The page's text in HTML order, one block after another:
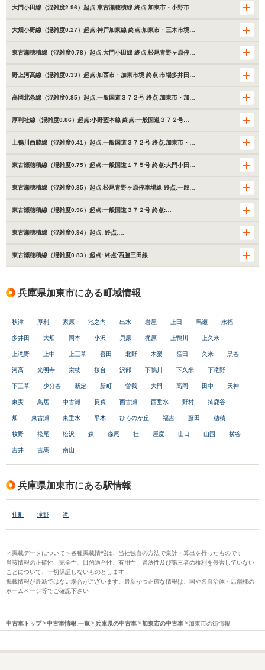
大門小田線（混雑度2.96）起点:東古瀬穂積線 終点:加東市・小野市…
大畑小野線（混雑度0.27）起点:神戸加東線 終点:加東市・三木市境…
東古瀬穂積線（混雑度0.78）起点:大門小田線 終点:松尾青野ヶ原停…
野上河高線（混雑度0.33）起点:加西市・加東市境 終点:市場多井田…
高岡北条線（混雑度0.85）起点:一般国道３７２号 終点:加東市・加…
厚利社線（混雑度0.86）起点:小野藍本線 終点:一般国道３７２号…
上鴨川西脇線（混雑度0.41）起点:一般国道３７２号 終点:加東市・…
東古瀬穂積線（混雑度0.75）起点:一般国道１７５号 終点:大門小田…
東古瀬穂積線（混雑度0.85）起点:松尾青野ヶ原停車場線 終点:一般…
東古瀬穂積線（混雑度0.96）起点:一般国道３７２号 終点:…
東古瀬穂積線（混雑度0.94）起点: 終点:…
東古瀬穂積線（混雑度0.83）起点: 終点:西脇三田線…
兵庫県加東市にある町域情報
秋津 厚利 家原 池之内 出水 岩屋 上田 馬瀬 永福
多井田 大畑 岡本 小沢 貝原 梶原 上鴨川 上久米
上滝野 上中 上三草 喜田 北野 木梨 窪田 久米 黒谷
河高 光明寺 栄枝 桜台 沢部 下鴨川 下久米 下滝野
下三草 少分谷 新定 新町 曽我 大門 高岡 田中 天神
東実 鳥居 中古瀬 長貞 西古瀬 西垂水 野村 掎鹿谷
畑 東古瀬 東垂水 平木 ひろのが丘 福吉 藤田 穂積
牧野 松尾 松沢 森 森尾 社 屋度 山口 山国 横谷
吉井 吉馬 南山
兵庫県加東市にある駅情報
社町 滝野 滝
＜掲載データについて＞各種掲載情報は、当社独自の方法で集計・算出を行ったものです
当該情報の正確性、完全性、目的適合性、有用性、適法性及び第三者の権利を侵害していない
ことについて、一切保証しないものとします
掲載情報が最新ではない場合がございます。最新かつ正確な情報は、国や各自治体・店舗様の
ホームページ等でご確認下さい
中古車トップ 中古車情報:一覧 兵庫県の中古車 加東市の中古車 加東市の街情報